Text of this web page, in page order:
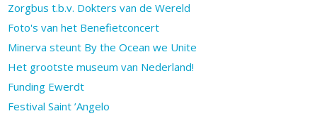
Zorgbus t.b.v. Dokters van de Wereld
Foto's van het Benefietconcert
Minerva steunt By the Ocean we Unite
Het grootste museum van Nederland!
Funding Ewerdt
Festival Saint ’Angelo